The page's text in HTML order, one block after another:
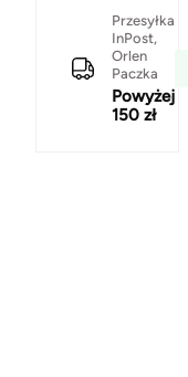
Przesyłka
InPost,
Orlen
Paczka
Powyżej
150 zł